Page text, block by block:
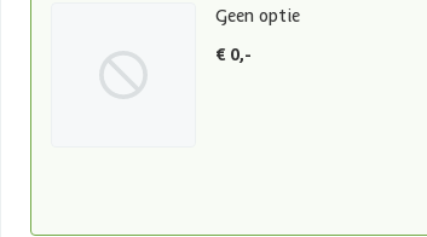
Geen optie
€ 0,-